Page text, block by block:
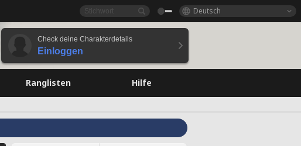
Deutsch
Check deine Charakterdetails
Einloggen
Ranglisten Hilfe